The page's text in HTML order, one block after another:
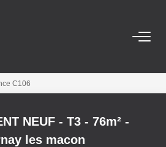
LE NEUF
C106
NEUF - T3 - 76m² -
les macon